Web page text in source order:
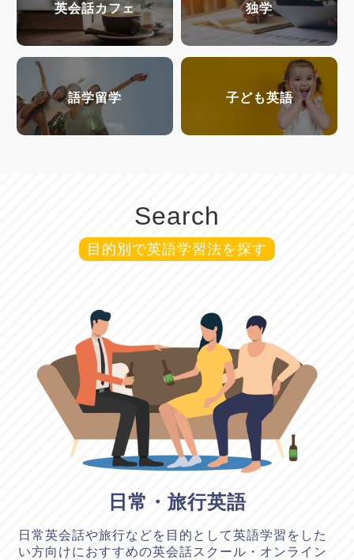
英会話カフェ 独学
語学留学 子ども英語
Search
目的別で英語学習法を探す
日常・旅行英語
日常英会話や旅行などを目的として英語学習をした
い方向けにおすすめの英会話スクール・オンライン